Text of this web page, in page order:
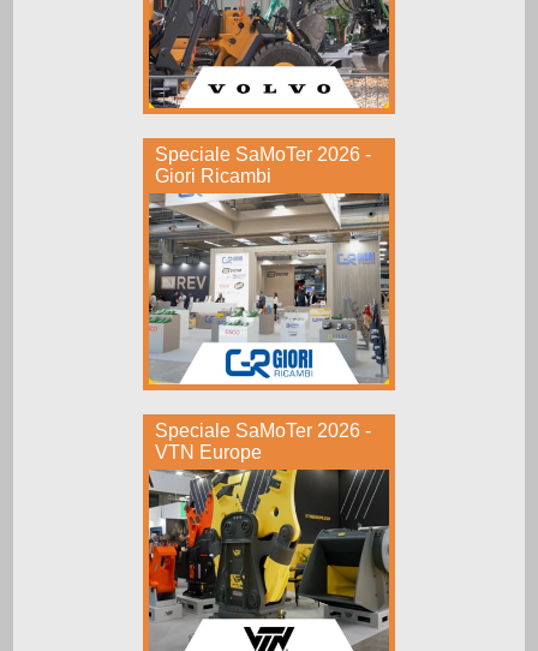
Speciale SaMoTer 2026 -
Giori Ricambi
Speciale SaMoTer 2026 -
VTN Europe